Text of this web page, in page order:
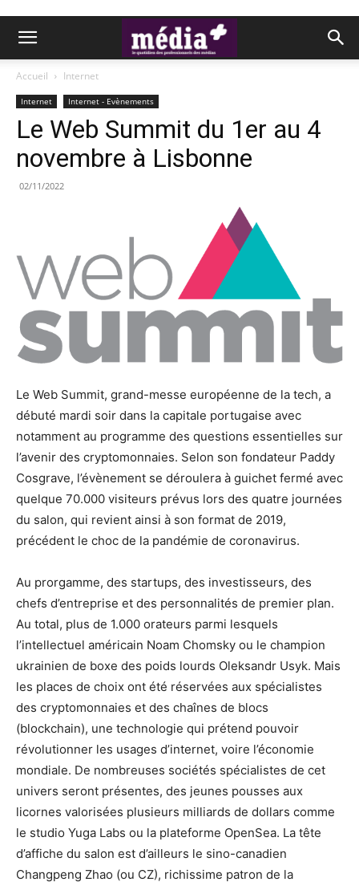
Accueil Internet
Internet Internet - Evènements
Le Web Summit du 1er au 4
novembre à Lisbonne
02/11/2022
Le Web Summit, grand-messe européenne de la tech, a
débuté mardi soir dans la capitale portugaise avec
notamment au programme des questions essentielles sur
l’avenir des cryptomonnaies. Selon son fondateur Paddy
Cosgrave, l’évènement se déroulera à guichet fermé avec
quelque 70.000 visiteurs prévus lors des quatre journées
du salon, qui revient ainsi à son format de 2019,
précédent le choc de la pandémie de coronavirus.
Au prorgamme, des startups, des investisseurs, des
chefs d’entreprise et des personnalités de premier plan.
Au total, plus de 1.000 orateurs parmi lesquels
l’intellectuel américain Noam Chomsky ou le champion
ukrainien de boxe des poids lourds Oleksandr Usyk. Mais
les places de choix ont été réservées aux spécialistes
des cryptomonnaies et des chaînes de blocs
(blockchain), une technologie qui prétend pouvoir
révolutionner les usages d’internet, voire l’économie
mondiale. De nombreuses sociétés spécialistes de cet
univers seront présentes, des jeunes pousses aux
licornes valorisées plusieurs milliards de dollars comme
le studio Yuga Labs ou la plateforme OpenSea. La tête
d’affiche du salon est d’ailleurs le sino-canadien
Changpeng Zhao (ou CZ), richissime patron de la